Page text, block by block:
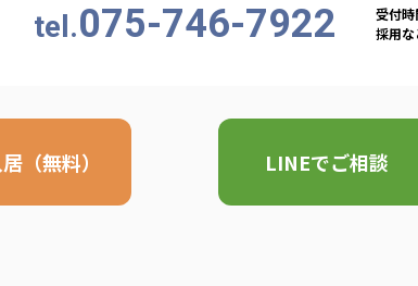
tel.075-746-7922
受付
採用
（無料） LINEでご相談